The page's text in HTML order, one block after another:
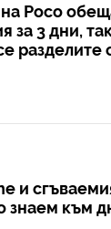
Poco
за 3 дни,
разделите
и
знаем към